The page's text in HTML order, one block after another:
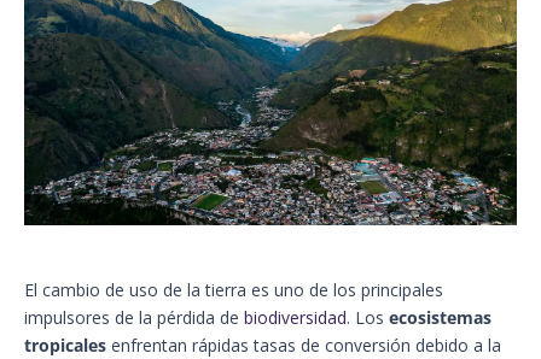
El cambio de uso de la tierra es uno de los principales
impulsores de la pérdida de biodiversidad. Los ecosistemas
tropicales enfrentan rápidas tasas de conversión debido a la